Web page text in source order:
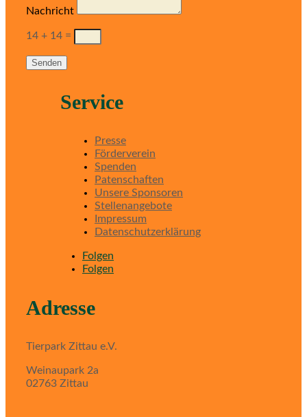
Nachricht
14 + 14 =
Senden
Service
Presse
Förderverein
Spenden
Patenschaften
Unsere Sponsoren
Stellenangebote
Impressum
Datenschutzerklärung
Folgen
Folgen
Adresse
Tierpark Zittau e.V.
Weinaupark 2a
02763 Zittau